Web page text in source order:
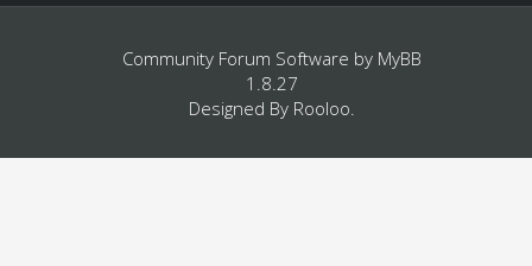
Community Forum Software by MyBB
1.8.27
Designed By Rooloo